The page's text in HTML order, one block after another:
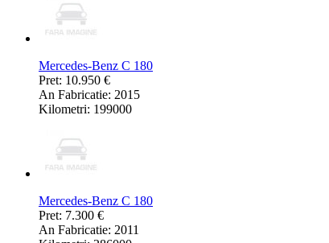
Mercedes-Benz C 180
Pret: 10.950 €
An Fabricatie: 2015
Kilometri: 199000
Mercedes-Benz C 180
Pret: 7.300 €
An Fabricatie: 2011